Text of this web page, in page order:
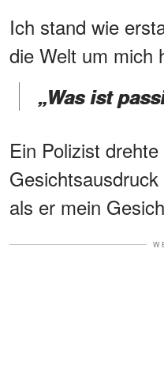
Ich stand wie
die Welt um mich
„Was ist
Ein Polizist
als er mein